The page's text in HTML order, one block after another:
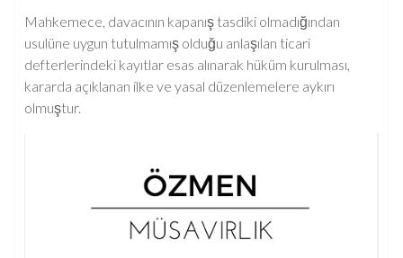
Mahkemece, davacının kapanış tasdiki olmadığından
usulüne uygun tutulmamış olduğu anlaşılan ticari
defterlerindeki kayıtlar esas alınarak hüküm kurulması,
kararda açıklanan ilke ve yasal düzenlemelere aykırı
olmuştur.